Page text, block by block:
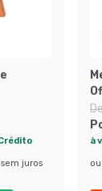
sem juros
à
ou